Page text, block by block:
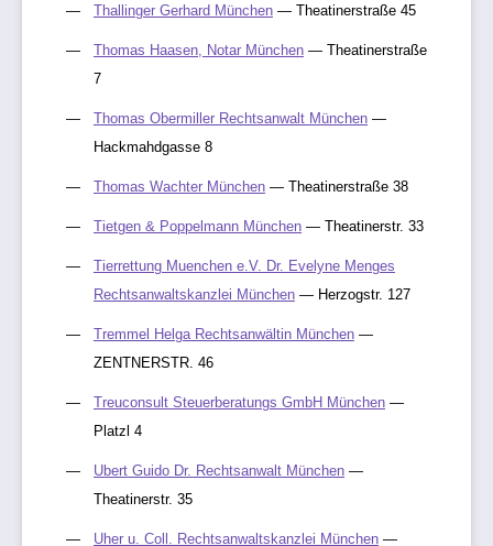
Thallinger Gerhard München — Theatinerstraße 45
Thomas Haasen, Notar München — Theatinerstraße
7
Thomas Obermiller Rechtsanwalt München —
Hackmahdgasse 8
Thomas Wachter München — Theatinerstraße 38
Tietgen & Poppelmann München — Theatinerstr. 33
Tierrettung Muenchen e.V. Dr. Evelyne Menges
Rechtsanwaltskanzlei München — Herzogstr. 127
Tremmel Helga Rechtsanwältin München —
ZENTNERSTR. 46
Treuconsult Steuerberatungs GmbH München —
Platzl 4
Ubert Guido Dr. Rechtsanwalt München —
Theatinerstr. 35
Uher u. Coll. Rechtsanwaltskanzlei München —